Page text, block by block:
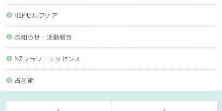
HSPセルフケア
お知らせ・活動報告
NZフラワーエッセンス
占星術